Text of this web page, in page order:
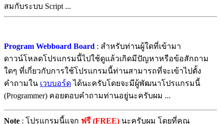
สมกับระบบ Script ...
Program Webboard Board : สำหรับท่านผู้ใดที่เข้ามา
ดาวน์โหลดโปรแกรมนี้ไปใช้ดูแล้วเกิดมีปัญหาหรือข้อสักถาม
ใดๆ ที่เกี่ยวกับการใช้โปรแกรมนี้ท่านสามารถที่จะเข้าไปตั้ง
คำถามใน เวบบอร์ด ได้นะครับโดยจะมีผู้พัฒนาโปรแกรมนี้
(Programmer) คอยตอบคำถามท่านอยู่นะครับผม ...
Note : โปรแกรมนี้แจก ฟรี (FREE) นะครับผม โดยที่คุณ